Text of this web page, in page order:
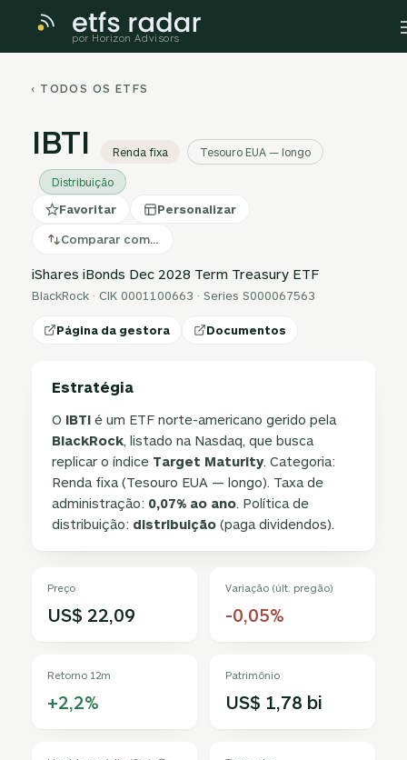
por Horizon Advisors
‹ TODOS OS ETFS
IBTI Renda fixa Tesouro EUA — longo
Distribuição
Favoritar Personalizar
Comparar com…
iShares iBonds Dec 2028 Term Treasury ETF
BlackRock · CIK 0001100663 · Series S000067563
Página da gestora Documentos
Estratégia
O IBTI é um ETF norte-americano gerido pela
BlackRock, listado na Nasdaq, que busca
replicar o índice Target Maturity. Categoria:
Renda fixa (Tesouro EUA — longo). Taxa de
administração: 0,07% ao ano. Política de
distribuição: distribuição (paga dividendos).
Preço
US$ 22,09
Variação (últ. pregão)
-0,05%
Retorno 12m
+2,2%
Patrimônio
US$ 1,78 bi